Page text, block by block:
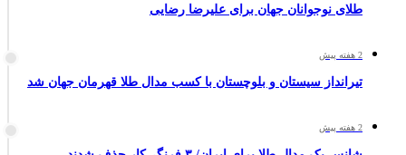
طلای نوجوانان جهان برای علیرضا رضایی
2 هفته پیش
تیرانداز سیستان و بلوچستان با کسب مدال طلا قهرمان جهان شد
2 هفته پیش